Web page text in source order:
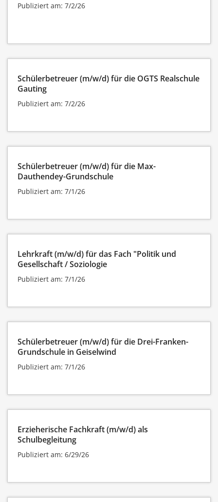
Publiziert am: 7/2/26
Schülerbetreuer (m/w/d) für die OGTS Realschule
Gauting
Publiziert am: 7/2/26
Schülerbetreuer (m/w/d) für die Max-
Dauthendey-Grundschule
Publiziert am: 7/1/26
Lehrkraft (m/w/d) für das Fach "Politik und
Gesellschaft / Soziologie
Publiziert am: 7/1/26
Schülerbetreuer (m/w/d) für die Drei-Franken-
Grundschule in Geiselwind
Publiziert am: 7/1/26
Erzieherische Fachkraft (m/w/d) als
Schulbegleitung
Publiziert am: 6/29/26